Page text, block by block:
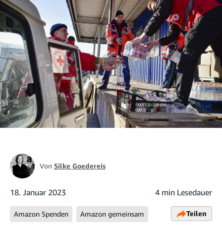
Von Silke Goedereis
18. Januar 2023 4 min Lesedauer
Amazon Spenden Amazon gemeinsam Teilen